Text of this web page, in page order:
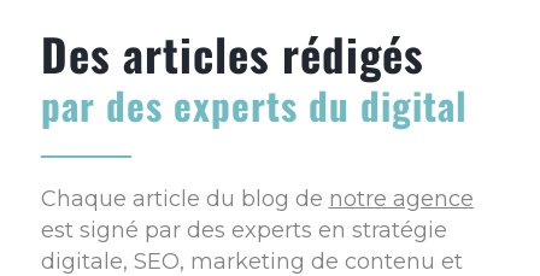
Des articles rédigés
par des experts du digital
Chaque article du blog de notre agence
est signé par des experts en stratégie
digitale, SEO, marketing de contenu et